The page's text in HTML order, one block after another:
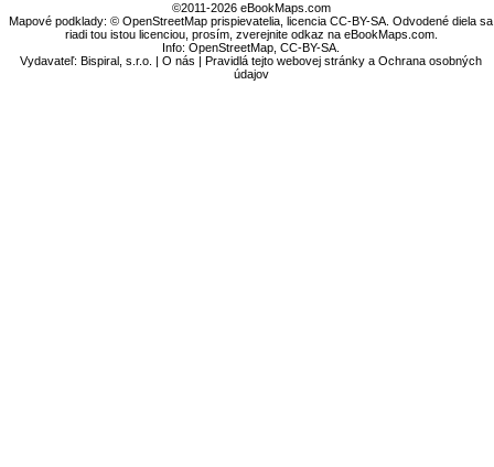
©2011-2026 eBookMaps.com
Mapové podklady: © OpenStreetMap prispievatelia, licencia CC-BY-SA. Odvodené diela sa
riadi tou istou licenciou, prosím, zverejnite odkaz na eBookMaps.com.
Info:OpenStreetMap ,CC-BY-SA
Vydavateľ: Bispiral, s.r.o. |O nás |Pravidlá tejto webovej stránky a Ochrana osobných
údajov